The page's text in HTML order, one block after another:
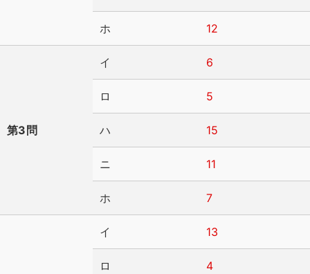
ホ 12
第3問
イ 6
ロ 5
ハ 15
ニ 11
ホ 7
イ 13
ロ 4